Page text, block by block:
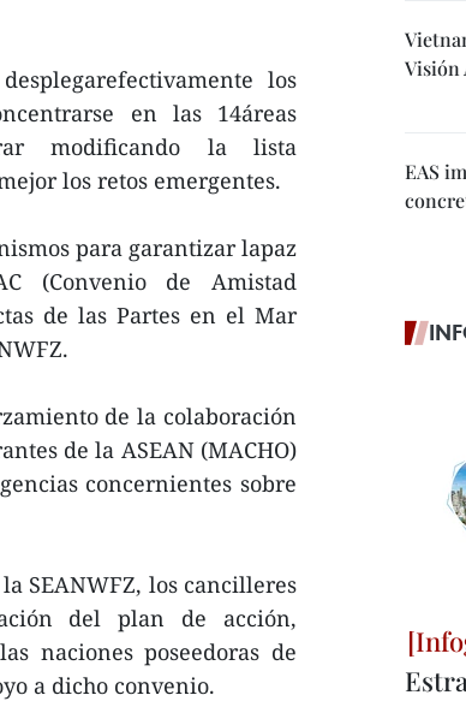
los
en las 14áreas
modificando la lista
los retos emergentes.
para garantizar lapaz
(Convenio de Amistad
de las Partes en el Mar
de la colaboración
de la ASEAN (MACHO)
concernientes sobre
SEANWFZ, los cancilleres
del plan de acción,
naciones poseedoras de
a dicho convenio.
Visión
EAS